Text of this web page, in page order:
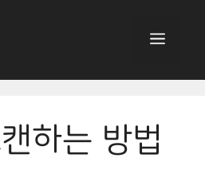
Menu
하는 방법